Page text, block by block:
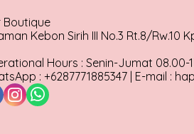
Boutique
Kebon Sirih III No.3 Rt.8/
Hours : Senin-Jumat 08.00-
: +6287771885347 | E-mail :